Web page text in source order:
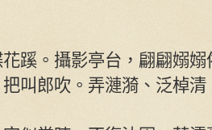
蹊。攝影亭台，翩翩嫋嫋
叫郎吹。弄漣漪、泛棹清